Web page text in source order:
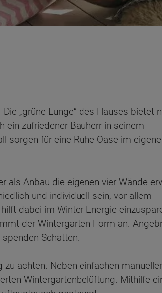
„grüne Lunge“ des Hauses bietet
ein zufriedener Bauherr in seinem
sorgen für eine Ruhe-Oase im
Anbau die eigenen vier Wände
und individuell sein, vor allem
dabei im Winter Energie
der Wintergarten Form an.
Schatten.
achten. Neben einfachen
Wintergartenbelüftung. Mithilfe